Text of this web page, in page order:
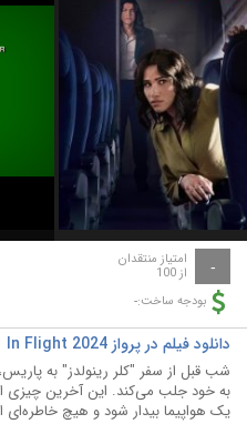
- امتیاز منتقدان
از 100
بودجه ساخت:-
دانلود فیلم در پرواز In Flight 2024
شب قبل از سفر "کلر رینولدز" به
به خود جلب می‌کند. این آخرین چیزی
یک هواپیما بیدار شود و هیچ خاطره‌ای